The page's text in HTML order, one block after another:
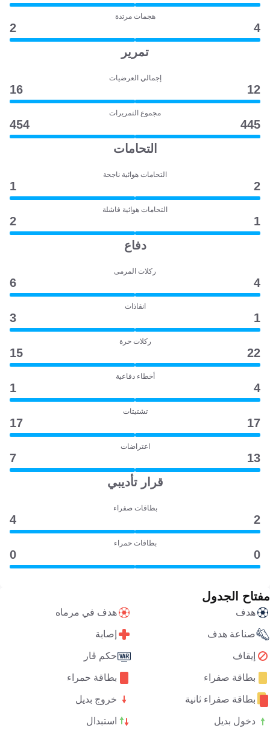
هجمات مرتدة
4
2
تمرير
إجمالي العرضيات
12
16
مجموع التمريرات
445
454
التحامات
التحامات هوائية ناجحة
2
1
التحامات هوائية فاشلة
1
2
دفاع
ركلات المرمى
4
6
انقاذات
1
3
ركلات حرة
22
15
أخطاء دفاعية
4
1
تشتيتات
17
17
اعتراضات
13
7
قرار تأديبي
بطاقات صفراء
2
4
بطاقات حمراء
0
0
مفتاح الجدول
هدف هدف في مرماه
صناعة هدف إصابة
إيقاف حكم ڤار
بطاقة صفراء بطاقة حمراء
بطاقة صفراء ثانية خروج بديل
دخول بديل استبدال